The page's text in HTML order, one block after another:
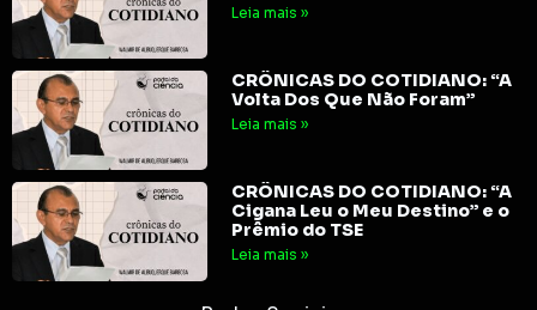
Leia mais »
CRÔNICAS DO COTIDIANO: “A
Volta Dos Que Não Foram”
Leia mais »
CRÔNICAS DO COTIDIANO: “A
Cigana Leu o Meu Destino” e o
Prêmio do TSE
Leia mais »